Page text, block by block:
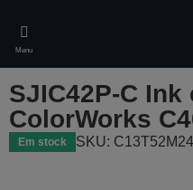
main
content
Menu
SJIC42P-C
ColorWorks
Em stock SKU: